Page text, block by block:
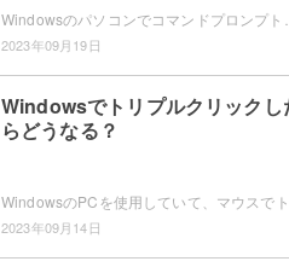
2023年09月19日
Windowsでトリプルクリックし
らどうなる？
2023年09月14日